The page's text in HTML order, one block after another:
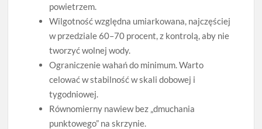
powietrzem.
Wilgotność względna umiarkowana, najczęściej
w przedziale 60–70 procent, z kontrolą, aby nie
tworzyć wolnej wody.
Ograniczenie wahań do minimum. Warto
celować w stabilność w skali dobowej i
tygodniowej.
Równomierny nawiew bez „dmuchania
punktowego” na skrzynie.